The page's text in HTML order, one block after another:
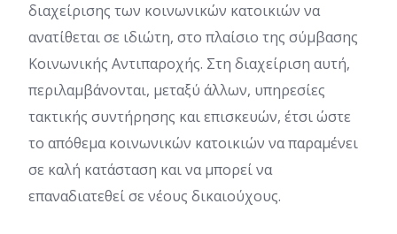
διαχείρισης των κοινωνικών κατοικιών να
ανατίθεται σε ιδιώτη, στο πλαίσιο της σύμβασης
Κοινωνικής Αντιπαροχής. Στη διαχείριση αυτή,
περιλαμβάνονται, μεταξύ άλλων, υπηρεσίες
τακτικής συντήρησης και επισκευών, έτσι ώστε
το απόθεμα κοινωνικών κατοικιών να παραμένει
σε καλή κατάσταση και να μπορεί να
επαναδιατεθεί σε νέους δικαιούχους.